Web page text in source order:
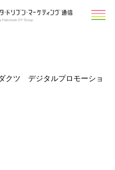
クツ デジタルプロモーショ